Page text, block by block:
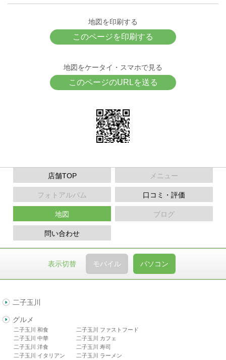
地図を印刷する
このページを印刷する
地図をケータイ・スマホで見る
このページのURLを送る
店舗TOP メニュー
フォトアルバム 口コミ・評価
地図 ブログ
問い合わせ
表示切替 モバイル パソコン
二子玉川
グルメ
二子玉川 和食
二子玉川 中華
二子玉川 洋食
二子玉川 イタリアン
二子玉川 ファストフード
二子玉川 カフェ
二子玉川 寿司
二子玉川 ラーメン